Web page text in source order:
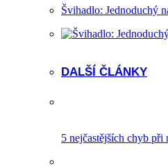
Švihadlo: Jednoduchý
DALŠÍ ČLÁNKY
5 nejčastějších chyb